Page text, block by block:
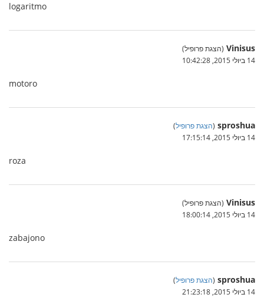
logaritmo
Vinisus (הצגת פרופיל)
14 ביולי 2015, 10:42:28
motoro
sproshua
(הצגת פרופיל)
14 ביולי 2015, 17:15:14
roza
Vinisus (הצגת פרופיל)
14 ביולי 2015, 18:00:14
zabajono
sproshua
(הצגת פרופיל)
14 ביולי 2015, 21:23:18